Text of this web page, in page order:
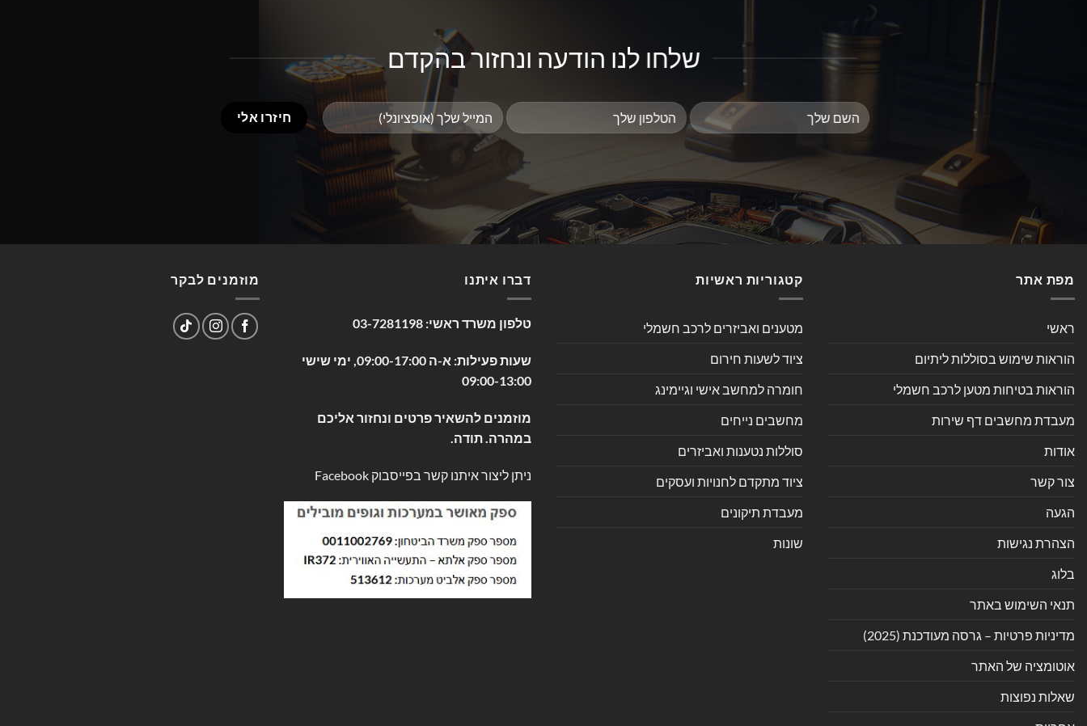
שלחו לנו הודעה ונחזור בהקדם
מפת אתר
ראשי
הוראות שימוש בסוללות ליתיום
הוראות בטיחות מטען לרכב חשמלי
מעבדת מחשבים דף שירות
אודות
צור קשר
הגעה
הצהרת נגישות
בלוג
תנאי השימוש באתר
מדיניות פרטיות – גרסה מעודכנת (2025)
אוטומציה של האתר
שאלות נפוצות
קטגוריות ראשיות
מטענים ואביזרים לרכב חשמלי
ציוד לשעות חירום
חומרה למחשב אישי וגיימינג
מחשבים נייחים
סוללות נטענות ואביזרים
ציוד מתקדם לחנויות ועסקים
מעבדת תיקונים
שונות
דברו איתנו
טלפון משרד ראשי: 03-7281198
שעות פעילות: א-ה 09:00-17:00, ימי שישי
09:00-13:00
מוזמנים להשאיר פרטים ונחזור אליכם
במהרה. תודה.
ניתן ליצור איתנו קשר בפייסבוק Facebook
מוזמנים לבקר